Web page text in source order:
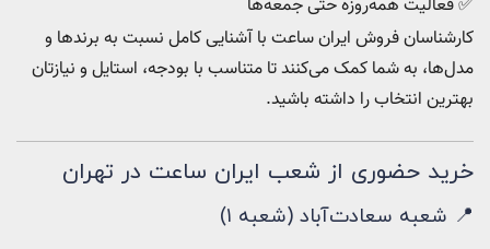
✅ فعالیت همه‌روزه حتی جمعه‌ها
کارشناسان فروش ایران ساعت با آشنایی کامل نسبت به برندها و
مدل‌ها، به شما کمک می‌کنند تا متناسب با بودجه، استایل و نیازتان
بهترین انتخاب را داشته باشید.
خرید حضوری از شعب ایران ساعت در تهران
📍 شعبه سعادت‌آباد (شعبه ۱)